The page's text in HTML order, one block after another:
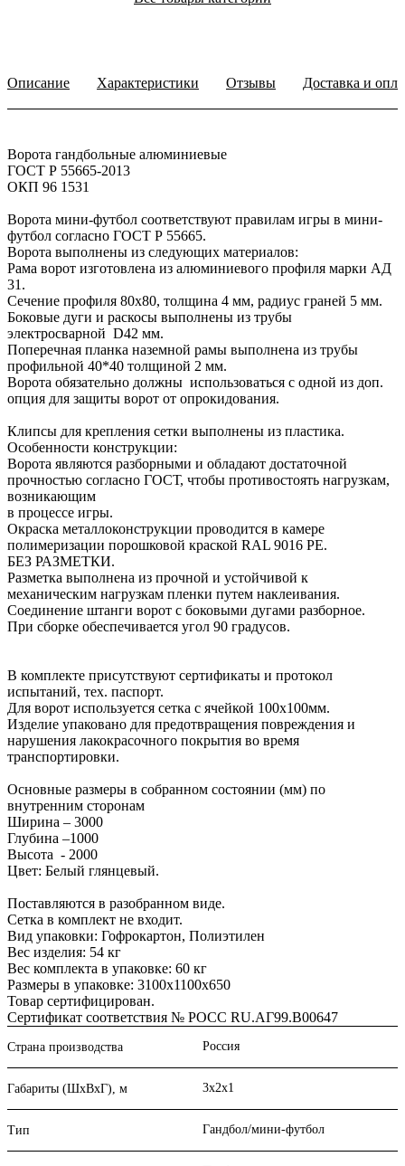
Описание Характеристики Отзывы Доставка и
Ворота гандбольные алюминиевые
ГОСТ Р 55665-2013
ОКП 96 1531
Ворота мини-футбол соответствуют правилам игры в мини-
футбол согласно ГОСТ Р 55665.
Ворота выполнены из следующих материалов:
Рама ворот изготовлена из алюминиевого профиля марки АД
31.
Сечение профиля 80х80, толщина 4 мм, радиус граней 5 мм.
Боковые дуги и раскосы выполнены из трубы
электросварной D42 мм.
Поперечная планка наземной рамы выполнена из трубы
профильной 40*40 толщиной 2 мм.
Ворота обязательно должны использоваться с одной из доп.
опция для защиты ворот от опрокидования.
Клипсы для крепления сетки выполнены из пластика.
Особенности конструкции:
Ворота являются разборными и обладают достаточной
прочностью согласно ГОСТ, чтобы противостоять нагрузкам,
возникающим
в процессе игры.
Окраска металлоконструкции проводится в камере
полимеризации порошковой краской RAL 9016 PE.
БЕЗ РАЗМЕТКИ.
Разметка выполнена из прочной и устойчивой к
механическим нагрузкам пленки путем наклеивания.
Соединение штанги ворот с боковыми дугами разборное.
При сборке обеспечивается угол 90 градусов.
В комплекте присутствуют сертификаты и протокол
испытаний, тех. паспорт.
Для ворот используется сетка с ячейкой 100х100мм.
Изделие упаковано для предотвращения повреждения и
нарушения лакокрасочного покрытия во время
транспортировки.
Основные размеры в собранном состоянии (мм) по
внутренним сторонам
Ширина – 3000
Глубина –1000
Высота - 2000
Цвет: Белый глянцевый.
Поставляются в разобранном виде.
Сетка в комплект не входит.
Вид упаковки: Гофрокартон, Полиэтилен
Вес изделия: 54 кг
Вес комплекта в упаковке: 60 кг
Размеры в упаковке: 3100х1100х650
Товар сертифицирован.
Сертификат соответствия № РОСС RU.АГ99.В00647
Страна производства Россия
Габариты (ШхВхГ), м 3х2х1
Тип Гандбол/мини-футбол